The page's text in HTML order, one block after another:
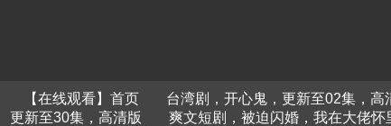
【在线观看】首页 台湾剧，开心鬼，更新至02集，高
更新至30集，高清版
爽文短剧，被迫闪婚，我在大佬